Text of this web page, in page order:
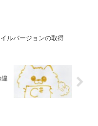
イルバージョンの取得
違